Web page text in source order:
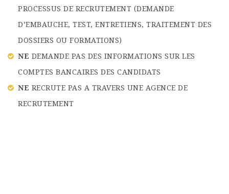
PROCESSUS DE RECRUTEMENT (DEMANDE
D’EMBAUCHE, TEST, ENTRETIENS, TRAITEMENT DES
DOSSIERS OU FORMATIONS)
NE DEMANDE PAS DES INFORMATIONS SUR LES
COMPTES BANCAIRES DES CANDIDATS
NE RECRUTE PAS A TRAVERS UNE AGENCE DE
RECRUTEMENT